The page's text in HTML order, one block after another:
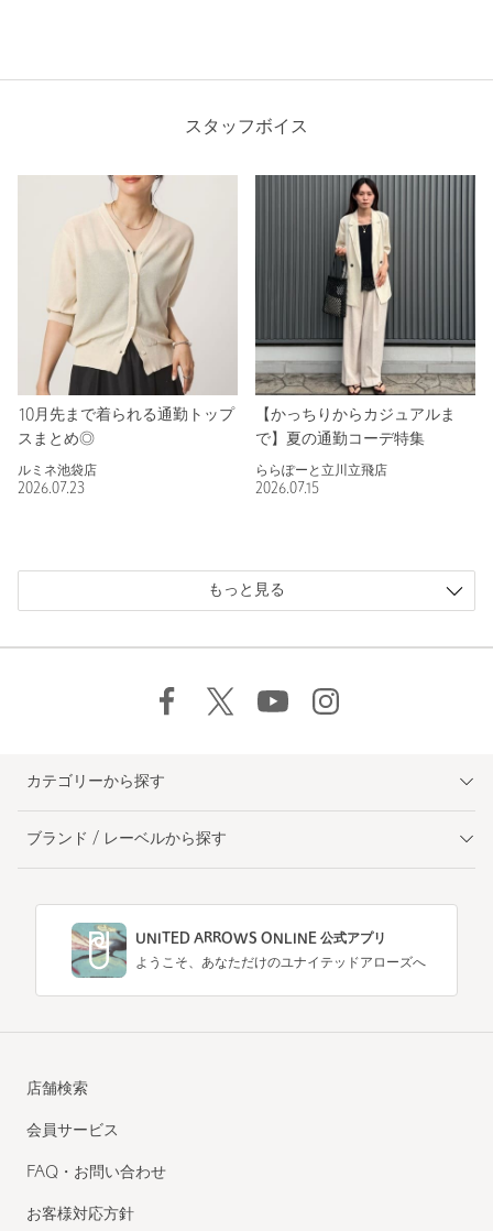
スタッフボイス
10月先まで着られる通勤トップ
スまとめ◎
ルミネ池袋店
2026.07.23
【かっちりからカジュアルま
で】夏の通勤コーデ特集
ららぽーと立川立飛店
2026.07.15
もっと見る
カテゴリーから探す
ブランド / レーベルから探す
UNITED ARROWS ONLINE 公式アプリ
ようこそ、あなただけのユナイテッドアローズへ
店舗検索
会員サービス
FAQ・お問い合わせ
お客様対応方針